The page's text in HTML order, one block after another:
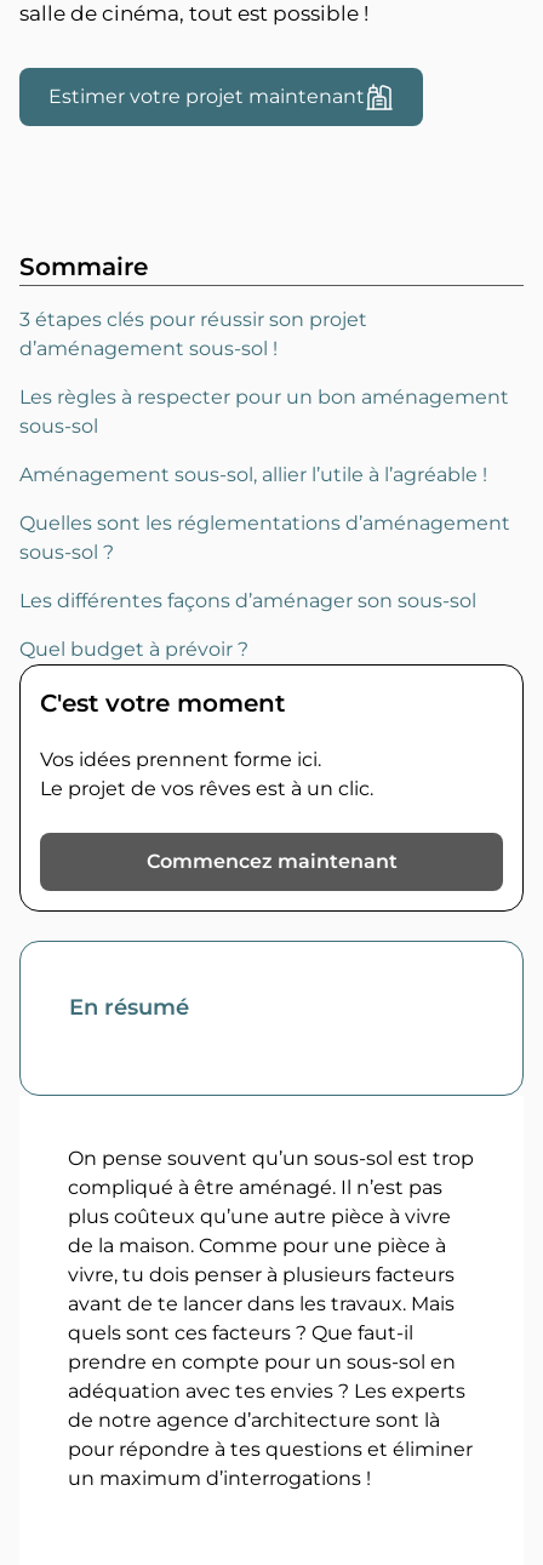
salle de cinéma, tout est possible !
Estimer votre projet maintenant
Sommaire
3 étapes clés pour réussir son projet
d’aménagement sous-sol !
Les règles à respecter pour un bon aménagement
sous-sol
Aménagement sous-sol, allier l’utile à l’agréable !
Quelles sont les réglementations d’aménagement
sous-sol ?
Les différentes façons d’aménager son sous-sol
Quel budget à prévoir ?
C'est votre moment
Vos idées prennent forme ici.
Le projet de vos rêves est à un clic.
Commencez maintenant
En résumé
On pense souvent qu’un sous-sol est trop
compliqué à être aménagé. Il n’est pas
plus coûteux qu’une autre pièce à vivre
de la maison. Comme pour une pièce à
vivre, tu dois penser à plusieurs facteurs
avant de te lancer dans les travaux. Mais
quels sont ces facteurs ? Que faut-il
prendre en compte pour un sous-sol en
adéquation avec tes envies ? Les experts
de notre agence d’architecture sont là
pour répondre à tes questions et éliminer
un maximum d’interrogations !